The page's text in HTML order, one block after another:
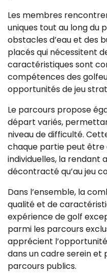
Les membres
uniques tout au long du
obstacles d’eau et des
placés qui nécessitent
caractéristiques sont
compétences des
opportunités de jeu
Le parcours propose
départ variés,
niveau de difficulté.
chaque partie peut
individuelles, la rendant
décontracté qu’au jeu
Dans l’ensemble, la
qualité et de
expérience de golf
parmi les parcours
apprécient
dans un cadre serein et
parcours publics.